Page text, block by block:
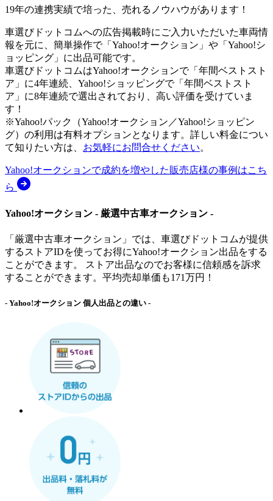
19年の連携実績で培った、売れるノウハウがあります！
車選びドットコムへの広告掲載時にご入力いただいた車両情
報を元に、簡単操作で「Yahoo!オークション」や「Yahoo!シ
ョッピング」に出品可能です。
車選びドットコムはYahoo!オークションで「年間ベストスト
ア」に4年連続、Yahoo!ショッピングで「年間ベストスト
ア」に8年連続で選出されており、高い評価を受けていま
す！
※Yahoo!パック（Yahoo!オークション／Yahoo!ショッピン
グ）の利用は有料オプションとなります。詳しい料金につい
て知りたい方は、 お気軽にお問合せください。
Yahoo!オークションで成約を増やした販売店様の事例はこち
ら
Yahoo!オークション - 厳選中古車オークション -
「厳選中古車オークション」では、車選びドットコムが提供
するストアIDを使ってお得にYahoo!オークション出品をする
ことができます。 ストア出品なのでお客様に信頼感を訴求
することができます。平均売却単価も171万円！
- Yahoo!オークション 個人出品との違い -